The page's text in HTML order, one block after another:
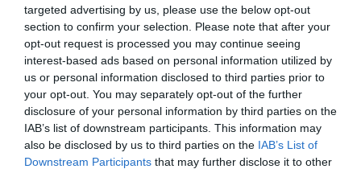
targeted advertising by us, please use the below opt-out
section to confirm your selection. Please note that after your
opt-out request is processed you may continue seeing
interest-based ads based on personal information utilized by
us or personal information disclosed to third parties prior to
your opt-out. You may separately opt-out of the further
disclosure of your personal information by third parties on the
IAB’s list of downstream participants. This information may
also be disclosed by us to third parties on the IAB’s List of
Downstream Participants that may further disclose it to other
7 villes historiques à visiter pour plonger dans le
passé de l'Algarve
8 sites captivants de la Serra de Monchique à visiter
en Algarve
Les 9 meilleures expériences à vivre sur le littoral de
l'Algarve